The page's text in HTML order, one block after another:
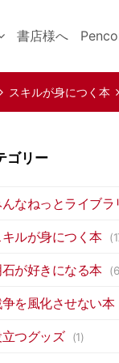
書店様へ
スキルが身につく本
ゴリー
なねっとライブラ
キルが身につく本
石が好きになる本
を風化させない本
つグッズ (1)